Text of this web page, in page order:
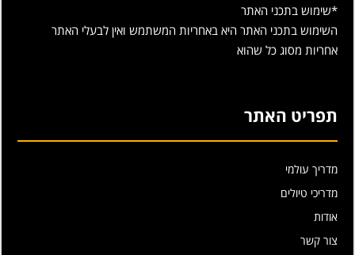
*שימוש בתכני האתר
השימוש בתכני האתר היא באחריות המשתמש ואין לבעלי האתר
אחריות מסוג כל שהוא
תפריט האתר
מדריך עולמי
מדריכי טיולים
אודות
צור קשר